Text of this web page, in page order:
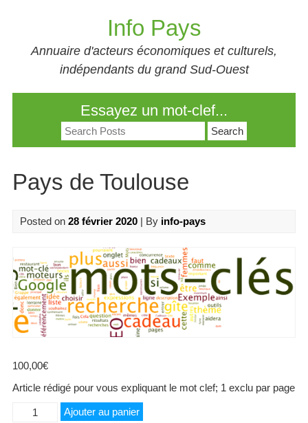
Info Pays
Annuaire d'acteurs économiques et culturels,
indépendants du grand Sud-Ouest
Essayez un mot-clef...
Search
for:
Pays de Toulouse
Posted on 28 février 2020| By info-pays
100,00€
Article rédigé pour vous expliquant le mot clef; 1 exclu par page
quantité
Ajouter au panier